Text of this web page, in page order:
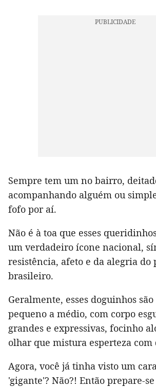
Sempre tem um no bairro,
acompanhando alguém ou
fofo por aí.
Não é à toa que esses
um verdadeiro ícone nacional,
resistência, afeto e da alegria do
brasileiro.
Geralmente, esses doguinhos
pequeno a médio, com corpo
grandes e expressivas, focinho
olhar que mistura esperteza com
Agora, você já tinha visto um
'gigante'? Não?! Então prepare-